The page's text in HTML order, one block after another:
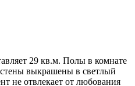
29 кв.м. Полы в комнате
выкрашены в светлый
не отвлекает от любования